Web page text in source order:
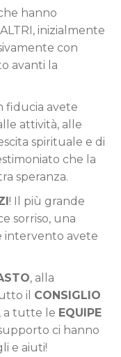
hanno
inizialmente
con
avanti la
fiducia avete
attività, alle
spirituale e di
che la
speranza.
! Il più grande
sorriso, una
intervento avete
, alla
il CONSIGLIO
, a tutte le EQUIPE
ci hanno
e aiuti!